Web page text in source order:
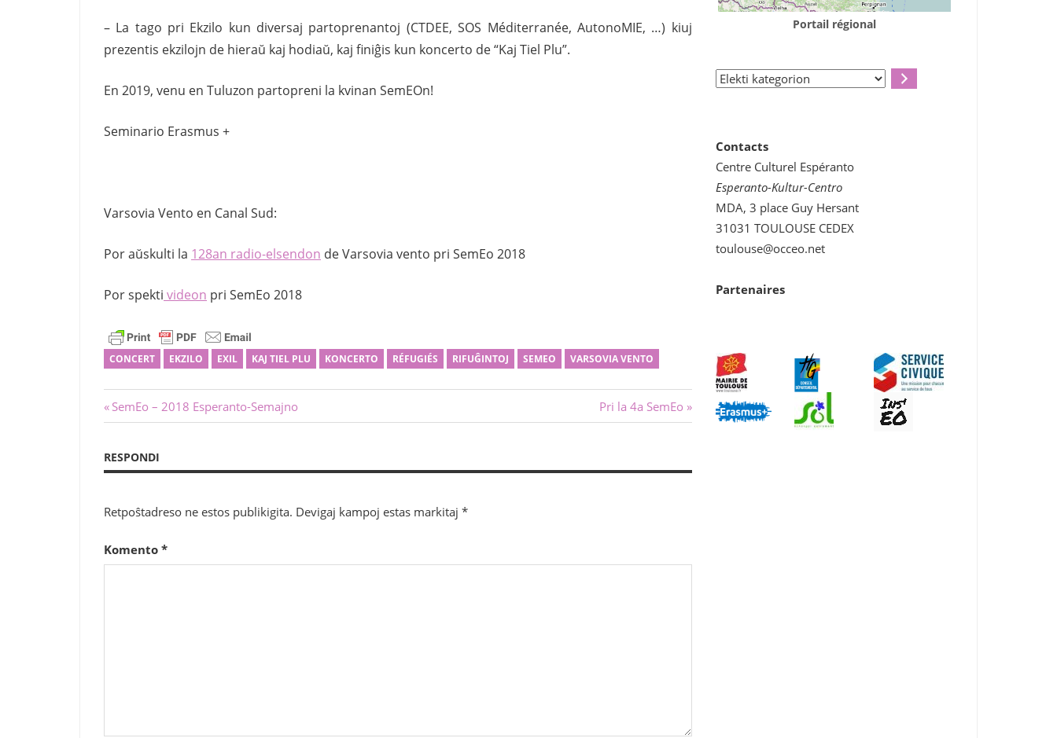
– La tago pri Ekzilo kun diversaj partoprenantoj (CTDEE, SOS Méditerranée, AutonoMIE, …) kiuj
prezentis ekzilojn de hieraŭ kaj hodiaŭ, kaj finiĝis kun koncerto de “Kaj Tiel Plu”.
En 2019, venu en Tuluzon partopreni la kvinan SemEOn!
Seminario Erasmus +
Varsovia Vento en Canal Sud:
Por aŭskulti la 128an radio-elsendon de Varsovia vento pri SemEo 2018
Por spekti videon pri SemEo 2018
CONCERT EKZILO EXIL KAJ TIEL PLU KONCERTO RÉFUGIÉS RIFUĜINTOJ SEMEO VARSOVIA VENTO
Navigado
afiŝoj
Antaŭa
afiŝo:
SemEo – 2018 Esperanto-Semajno
Sekva
afiŝo:
Pri la 4a SemEo
RESPONDI
Retpoŝtadreso ne estos publikigita. Devigaj kampoj estas markitaj *
Komento *
Portail régional
Elekti
Contacts
Centre Culturel Espéranto
Esperanto-Kultur-Centro
MDA, 3 place Guy Hersant
31031 TOULOUSE CEDEX
toulouse@occeo.net
Partenaires